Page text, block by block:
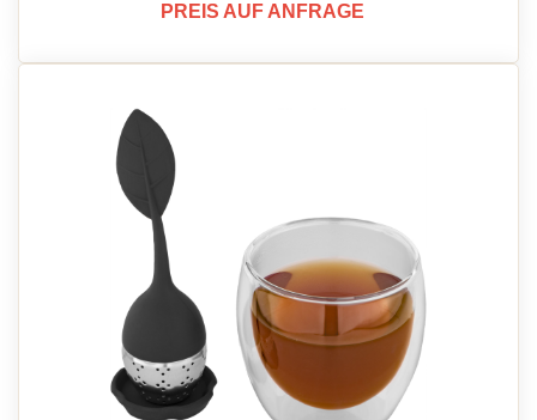
PREIS AUF ANFRAGE